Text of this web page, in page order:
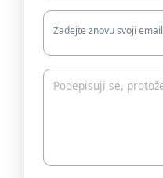
Zadejte znovu svoji